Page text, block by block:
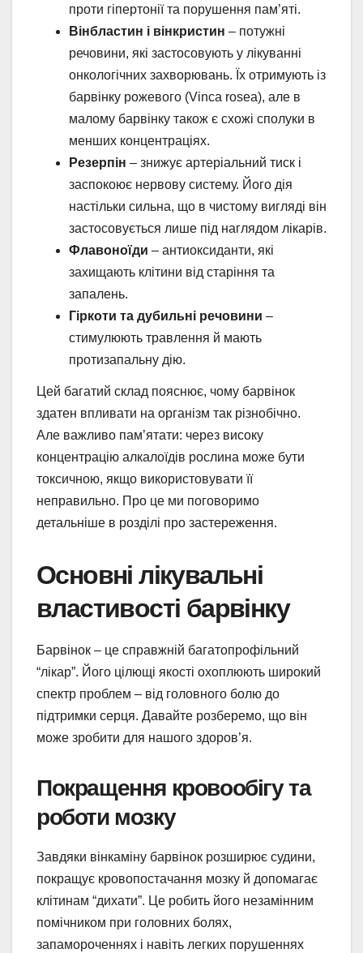
проти гіпертонії та порушення пам’яті.
Вінбластин і вінкристин – потужні
речовини, які застосовують у лікуванні
онкологічних захворювань. Їх отримують із
барвінку рожевого (Vinca rosea), але в
малому барвінку також є схожі сполуки в
менших концентраціях.
Резерпін – знижує артеріальний тиск і
заспокоює нервову систему. Його дія
настільки сильна, що в чистому вигляді він
застосовується лише під наглядом лікарів.
Флавоноїди – антиоксиданти, які
захищають клітини від старіння та
запалень.
Гіркоти та дубильні речовини –
стимулюють травлення й мають
протизапальну дію.
Цей багатий склад пояснює, чому барвінок
здатен впливати на організм так різнобічно.
Але важливо пам’ятати: через високу
концентрацію алкалоїдів рослина може бути
токсичною, якщо використовувати її
неправильно. Про це ми поговоримо
детальніше в розділі про застереження.
Основні лікувальні
властивості барвінку
Барвінок – це справжній багатопрофільний
“лікар”. Його цілющі якості охоплюють широкий
спектр проблем – від головного болю до
підтримки серця. Давайте розберемо, що він
може зробити для нашого здоров’я.
Покращення кровообігу та
роботи мозку
Завдяки вінкаміну барвінок розширює судини,
покращує кровопостачання мозку й допомагає
клітинам “дихати”. Це робить його незамінним
помічником при головних болях,
запамороченнях і навіть легких порушеннях